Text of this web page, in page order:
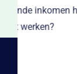
Loopt je
Dan